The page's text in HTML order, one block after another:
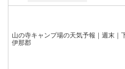
山の寺キャンプ場の天気予報｜週末｜
伊那郡